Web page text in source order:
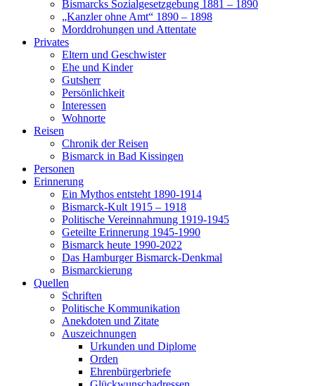
Bismarcks Sozialgesetzgebung 1881 – 1890
„Kanzler ohne Amt“ 1890 – 1898
Morddrohungen und Attentate
Privates
Eltern und Geschwister
Ehe und Kinder
Gutsherr
Persönlichkeit
Interessen
Wohnorte
Reisen
Chronik der Reisen
Bismarck in Bad Kissingen
Personen
Erinnerung
Ein Mythos entsteht 1890-1914
Bismarck-Kult 1915 – 1918
Politische Vereinnahmung 1919-1945
Geteilte Erinnerung 1945-1990
Bismarck heute 1990-2022
Das Hamburger Bismarck-Denkmal
Bismarckierung
Quellen
Schriften
Politische Kommunikation
Anekdoten und Zitate
Auszeichnungen
Urkunden und Diplome
Orden
Ehrenbürgerbriefe